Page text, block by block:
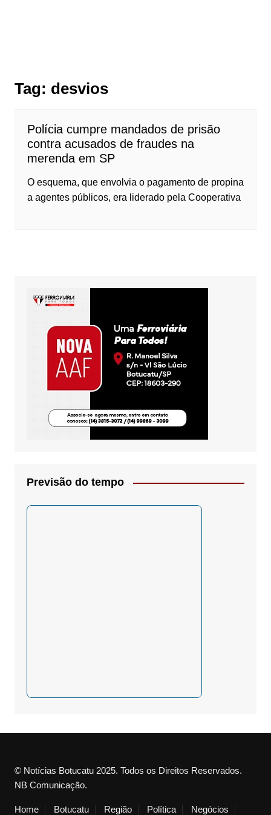
Tag: desvios
Polícia cumpre mandados de prisão
contra acusados de fraudes na
merenda em SP
O esquema, que envolvia o pagamento de propina
a agentes públicos, era liderado pela Cooperativa
Previsão do tempo
© Notícias Botucatu 2025. Todos os Direitos Reservados.
NB Comunicação.
Home Botucatu Região Política Negócios